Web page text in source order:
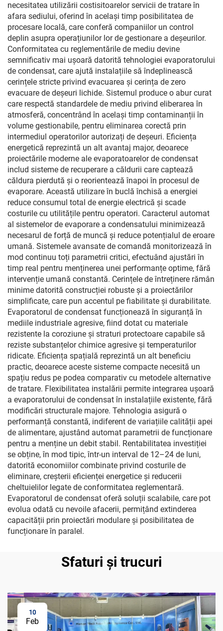
necesitatea utilizării costisitoarelor servicii de tratare în
afara sediului, oferind în același timp posibilitatea de
procesare locală, care conferă companiilor un control
deplin asupra operațiunilor lor de gestionare a deșeurilor.
Conformitatea cu reglementările de mediu devine
semnificativ mai ușoară datorită tehnologiei evaporatorului
de condensat, care ajută instalațiile să îndeplinească
cerințele stricte privind evacuarea și cerința de zero
evacuare de deșeuri lichide. Sistemul produce o abur curat
care respectă standardele de mediu privind eliberarea în
atmosferă, concentrând în același timp contaminanții în
volume gestionabile, pentru eliminarea corectă prin
intermediul operatorilor autorizați de deșeuri. Eficiența
energetică reprezintă un alt avantaj major, deoarece
proiectările moderne ale evaporatoarelor de condensat
includ sisteme de recuperare a căldurii care captează
căldura pierdută și o reorientează înapoi în procesul de
evaporare. Această utilizare în buclă închisă a energiei
reduce consumul total de energie electrică și scade
costurile cu utilitățile pentru operatori. Caracterul automat
al sistemelor de evaporare a condensatului minimizează
necesarul de forță de muncă și reduce potențialul de eroare
umană. Sistemele avansate de comandă monitorizează în
mod continuu toți parametrii critici, efectuând ajustări în
timp real pentru menținerea unei performanțe optime, fără
intervenție umană constantă. Cerințele de întreținere rămân
minime datorită construcției robuste și a proiectărilor
simplificate, care pun accentul pe fiabilitate și durabilitate.
Evaporatorul de condensat funcționează în siguranță în
mediile industriale agresive, fiind dotat cu materiale
rezistente la coroziune și straturi protectoare capabile să
reziste substanțelor chimice agresive și temperaturilor
ridicate. Eficiența spațială reprezintă un alt beneficiu
practic, deoarece aceste sisteme compacte necesită un
spațiu redus pe podea comparativ cu metodele alternative
de tratare. Flexibilitatea instalării permite integrarea ușoară
a evaporatorului de condensat în instalațiile existente, fără
modificări structurale majore. Tehnologia asigură o
performanță constantă, indiferent de variațiile calității apei
de alimentare, ajustând automat parametrii de funcționare
pentru a menține un debit stabil. Rentabilitatea investiției
se obține, în mod tipic, într-un interval de 12–24 de luni,
datorită economiilor combinate privind costurile de
eliminare, creșterii eficienței energetice și reducerii
cheltuielilor legate de conformitatea reglementară.
Evaporatorul de condensat oferă soluții scalabile, care pot
evolua odată cu nevoile afacerii, permițând extinderea
capacității prin proiectări modulare și posibilitatea de
funcționare în paralel.
Sfaturi și trucuri
10
Feb